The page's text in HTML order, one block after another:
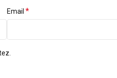
Email *